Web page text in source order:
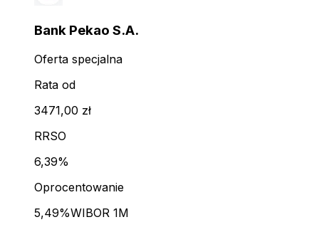
Bank Pekao S.A.
Oferta specjalna
Rata od
3471,00 zł
RRSO
6,39%
Oprocentowanie
5,49%WIBOR 1M